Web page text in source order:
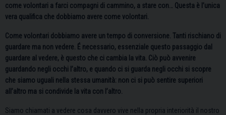
come volontari a farci compagni di cammino, a stare con… Questa è l’unica
vera qualifica che dobbiamo avere come volontari.
Come volontari dobbiamo avere un tempo di conversione. Tanti rischiano di
guardare ma non vedere. É necessario, essenziale questo passaggio dal
guardare al vedere, è questo che ci cambia la vita. Ciò può avvenire
guardando negli occhi l’altro, e quando ci si guarda negli occhi si scopre
che siamo uguali nella stessa umanità: non ci si può sentire superiori
all’altro ma si condivide la vita con l’altro.
Siamo chiamati a vedere cosa davvero vive nella propria interiorità il nostro